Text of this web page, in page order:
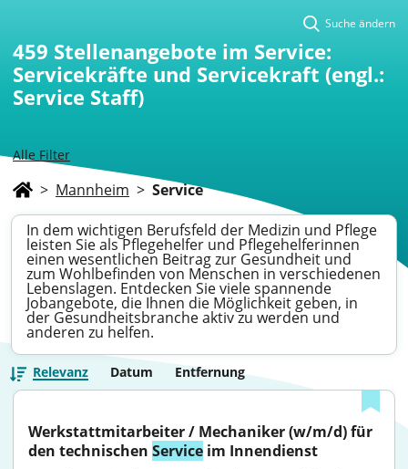
Alle Filter
Suche ändern
459 Stellenangebote im Service:
Servicekräfte und Servicekraft (engl.:
Service Staff)
> Mannheim > Service
In dem wichtigen Berufsfeld der Medizin und Pflege
leisten Sie als Pflegehelfer und Pflegehelferinnen
einen wesentlichen Beitrag zur Gesundheit und
zum Wohlbefinden von Menschen in verschiedenen
Lebenslagen. Entdecken Sie viele spannende
Jobangebote, die Ihnen die Möglichkeit geben, in
der Gesundheitsbranche aktiv zu werden und
anderen zu helfen.
Relevanz Datum Entfernung
Werkstattmitarbeiter / Mechaniker (w/m/d) für
den technischen Service im Innendienst